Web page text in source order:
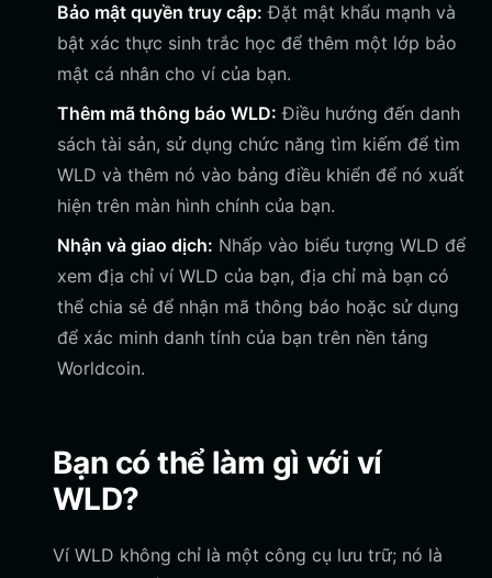
Bảo mật quyền truy cập: Đặt mật khẩu mạnh và
bật xác thực sinh trắc học để thêm một lớp bảo
mật cá nhân cho ví của bạn.
Thêm mã thông báo WLD: Điều hướng đến danh
sách tài sản, sử dụng chức năng tìm kiếm để tìm
WLD và thêm nó vào bảng điều khiển để nó xuất
hiện trên màn hình chính của bạn.
Nhận và giao dịch: Nhấp vào biểu tượng WLD để
xem địa chỉ ví WLD của bạn, địa chỉ mà bạn có
thể chia sẻ để nhận mã thông báo hoặc sử dụng
để xác minh danh tính của bạn trên nền tảng
Worldcoin.
Bạn có thể làm gì với ví
WLD?
Ví WLD không chỉ là một công cụ lưu trữ; nó là